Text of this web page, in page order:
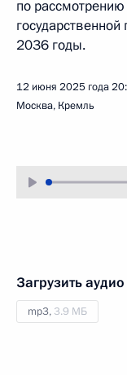
по
2036 годы.
12 июня 2025 года
Москва, Кремль
Загрузить аудио
mp3, 3.9 МБ